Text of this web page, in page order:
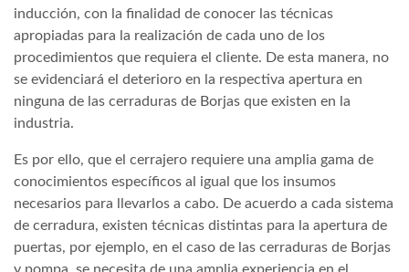
inducción, con la finalidad de conocer las técnicas
apropiadas para la realización de cada uno de los
procedimientos que requiera el cliente. De esta manera, no
se evidenciará el deterioro en la respectiva apertura en
ninguna de las cerraduras de Borjas que existen en la
industria.
Es por ello, que el cerrajero requiere una amplia gama de
conocimientos específicos al igual que los insumos
necesarios para llevarlos a cabo. De acuerdo a cada sistema
de cerradura, existen técnicas distintas para la apertura de
puertas, por ejemplo, en el caso de las cerraduras de Borjas